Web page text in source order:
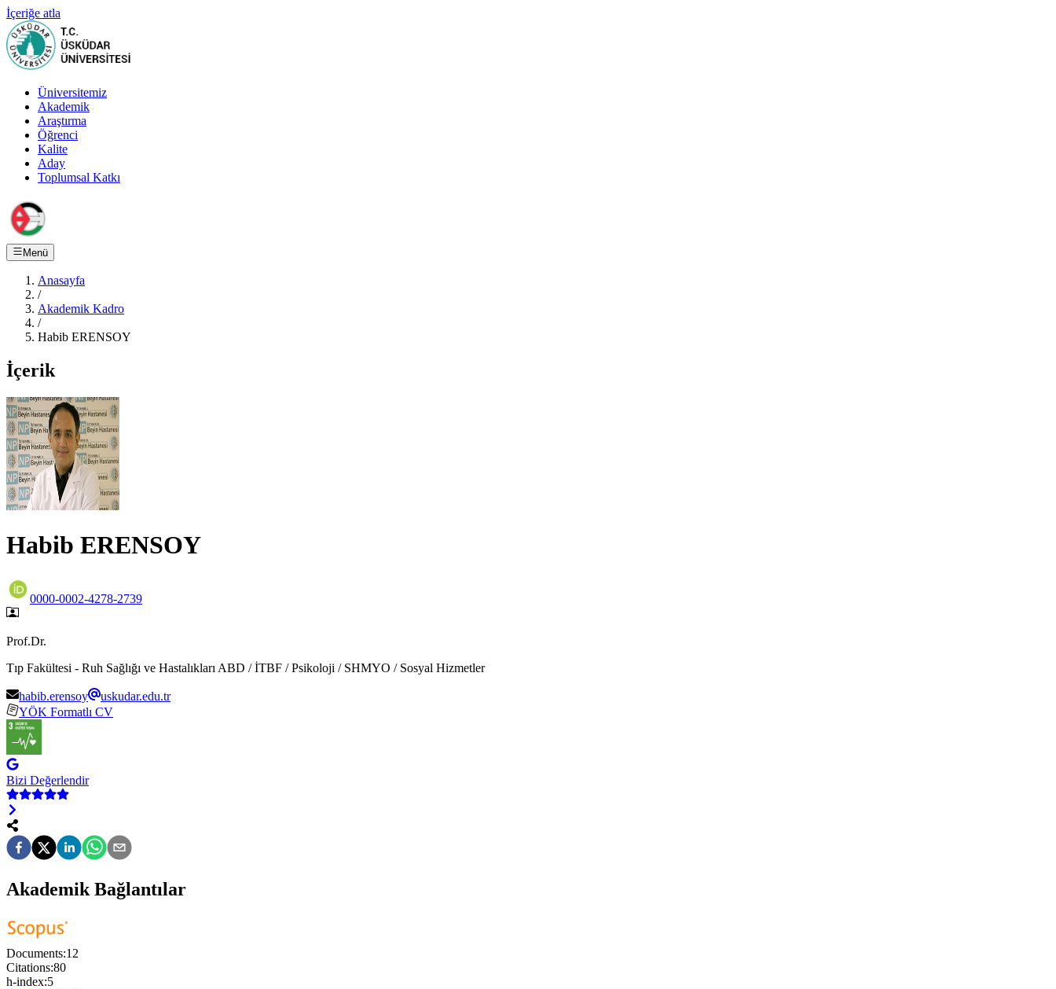
İçeriğe atla
Üniversitemiz
Akademik
Araştırma
Öğrenci
Kalite
Aday
Toplumsal Katkı
Menü
Anasayfa
/
Akademik Kadro
/
Habib ERENSOY
İçerik
Habib ERENSOY
0000-0002-4278-2739
Prof.Dr.
Tıp Fakültesi - Ruh Sağlığı ve Hastalıkları ABD / İTBF / Psikoloji / SHMYO / Sosyal Hizmetler
habib.erensoy
uskudar.edu.tr
YÖK Formatlı CV
Bizi Değerlendir
Akademik Bağlantılar
Documents:12
Citations:80
h-index:5